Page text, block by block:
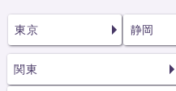
東京 静岡
関東